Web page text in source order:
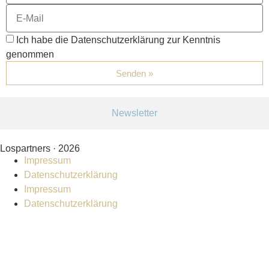
Newsletter
Ich habe die Datenschutzerklärung zur Kenntnis
genommen
Senden »
Lospartners · 2026
Impressum
Datenschutzerklärung
Impressum
Datenschutzerklärung